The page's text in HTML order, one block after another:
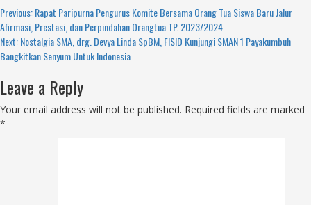
Continue
Reading
Previous:Rapat Paripurna Pengurus Komite Bersama Orang Tua Siswa Baru Jalur
Afirmasi, Prestasi, dan Perpindahan Orangtua TP. 2023/2024
Next:Nostalgia SMA, drg. Devya Linda SpBM, FISID Kunjungi SMAN 1 Payakumbuh
Bangkitkan Senyum Untuk Indonesia
Leave a Reply
Your email address will not be published. Required fields are marked
*